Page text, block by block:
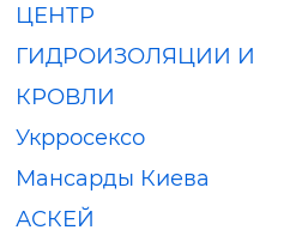
ЦЕНТР
ГИДРОИЗОЛЯЦИИ И
КРОВЛИ
Укрросексо
Мансарды Киева
АСКЕЙ